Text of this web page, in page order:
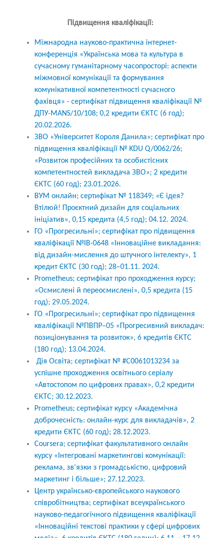
Підвищення кваліфікації:
Міжнародна науково-практична інтернет-
конференція «Українська мова та культура в
сучасному гуманітарному часопросторі: аспекти
міжмовної комунікації та формування
комунікативної компетентності сучасного
фахівця» - сертифікат підвищення кваліфікації №
ДПУ-MANS/10/108; 0,2 кредити ЄКТС (6 год);
20.02.2026.
ЗВО «Університет Короля Данила»; сертифікат про
підвищення кваліфікації № KDU Q/0062/26;
«Розвиток професійних та особистісних
компетентностей викладача ЗВО»; 2 кредити
ЄКТС (60 год); 23.01.2026.
ВУМ онлайн; сертифікат № 118349; «Є ідея?
Втілюй! Проєктний дизайн для соціальних
ініціатив», 0,15 кредита (4,5 год); 04.12. 2024.
ГО «Прогресильні»; сертифікат про підвищення
кваліфікації №ІВ-0648 «Інноваційне викладання:
від дизайн-мислення до штучного інтелекту», 1
кредит ЄКТС (30 год); 28–01.11. 2024.
Prometheus; сертифікат про проходження курсу;
«Осмислені й переосмислені», 0,5 кредита (15
год); 29.05.2024.
ГО «Прогресильні»; сертифікат про підвищення
кваліфікації №ПВПР–05 «Прогресивний викладач:
позиціонування та розвиток», 6 кредитів ЄКТС
(180 год); 13.04.2024.
Дія Освіта; сертифікат № #C0061013234 за
успішне проходження освітнього серіалу
«Автостопом по цифрових правах», 0,2 кредити
ЄКТС; 30.12.2023.
Prometheus; сертифікат курсу «Академічна
доброчесність: онлайн-курс для викладачів», 2
кредити ЄКТС (60 год); 28.12.2023.
Coursera; сертифікат факультативного онлайн
курсу «Інтегровані маркетингові комунікації:
реклама, зв'язки з громадськістю, цифровий
маркетинг і більше»; 27.12.2023.
Центр українсько-європейського наукового
співробітництва; сертифікат всеукраїнського
науково-педагогічного підвищення кваліфікації
«Інноваційні текстові практики у сфері цифрових